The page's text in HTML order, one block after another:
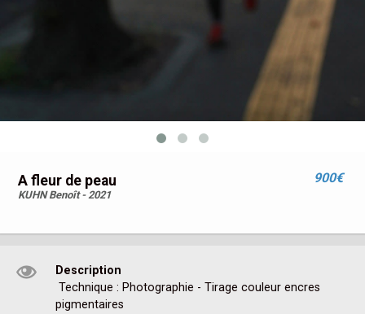
A fleur de peau
KUHN Benoît - 2021
900€
Description
pigmentaires